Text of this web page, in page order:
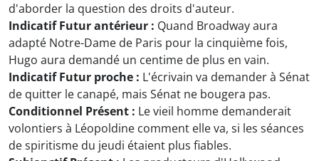
d'aborder la question des droits d'auteur.
Indicatif Futur antérieur : Quand Broadway aura
adapté Notre-Dame de Paris pour la cinquième fois,
Hugo aura demandé un centime de plus en vain.
Indicatif Futur proche : L'écrivain va demander à Sénat
de quitter le canapé, mais Sénat ne bougera pas.
Conditionnel Présent : Le vieil homme demanderait
volontiers à Léopoldine comment elle va, si les séances
de spiritisme du jeudi étaient plus fiables.